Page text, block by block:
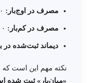
مصرف در اوج‌بار:
مصرف در کم‌بار:
دیماند ثبت‌شده در
نکته مهم این است که
«میان‌بار» ثبت شده